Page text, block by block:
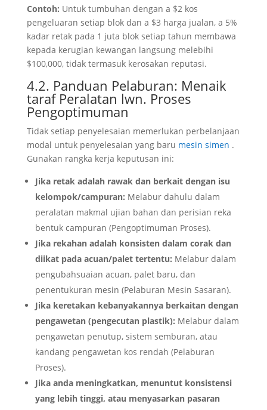
Contoh: Untuk tumbuhan dengan a $2 kos
pengeluaran setiap blok dan a $3 harga jualan, a 5%
kadar retak pada 1 juta blok setiap tahun membawa
kepada kerugian kewangan langsung melebihi
$100,000, tidak termasuk kerosakan reputasi.
4.2. Panduan Pelaburan: Menaik
taraf Peralatan lwn. Proses
Pengoptimuman
Tidak setiap penyelesaian memerlukan perbelanjaan
modal untuk penyelesaian yang baru mesin simen .
Gunakan rangka kerja keputusan ini:
Jika retak adalah rawak dan berkait dengan isu
kelompok/campuran: Melabur dahulu dalam
peralatan makmal ujian bahan dan perisian reka
bentuk campuran (Pengoptimuman Proses).
Jika rekahan adalah konsisten dalam corak dan
diikat pada acuan/palet tertentu: Melabur dalam
pengubahsuaian acuan, palet baru, dan
penentukuran mesin (Pelaburan Mesin Sasaran).
Jika keretakan kebanyakannya berkaitan dengan
pengawetan (pengecutan plastik): Melabur dalam
pengawetan penutup, sistem semburan, atau
kandang pengawetan kos rendah (Pelaburan
Proses).
Jika anda meningkatkan, menuntut konsistensi
yang lebih tinggi, atau menyasarkan pasaran